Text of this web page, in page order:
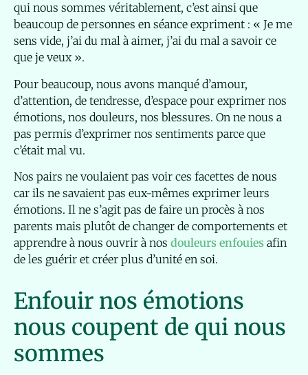
qui nous sommes véritablement, c’est ainsi que
beaucoup de personnes en séance expriment : « Je me
sens vide, j’ai du mal à aimer, j’ai du mal a savoir ce
que je veux ».
Pour beaucoup, nous avons manqué d’amour,
d’attention, de tendresse, d’espace pour exprimer nos
émotions, nos douleurs, nos blessures. On ne nous a
pas permis d’exprimer nos sentiments parce que
c’était mal vu.
Nos pairs ne voulaient pas voir ces facettes de nous
car ils ne savaient pas eux-mêmes exprimer leurs
émotions. Il ne s’agit pas de faire un procès à nos
parents mais plutôt de changer de comportements et
apprendre à nous ouvrir à nos douleurs enfouies afin
de les guérir et créer plus d’unité en soi.
Enfouir nos émotions
nous coupent de qui nous
sommes